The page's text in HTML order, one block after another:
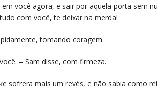
você agora, e sair por aquela porta sem
com você, te deixar na merda!
tomando coragem.
– Sam disse, com firmeza.
sofrera mais um revés, e não sabia como